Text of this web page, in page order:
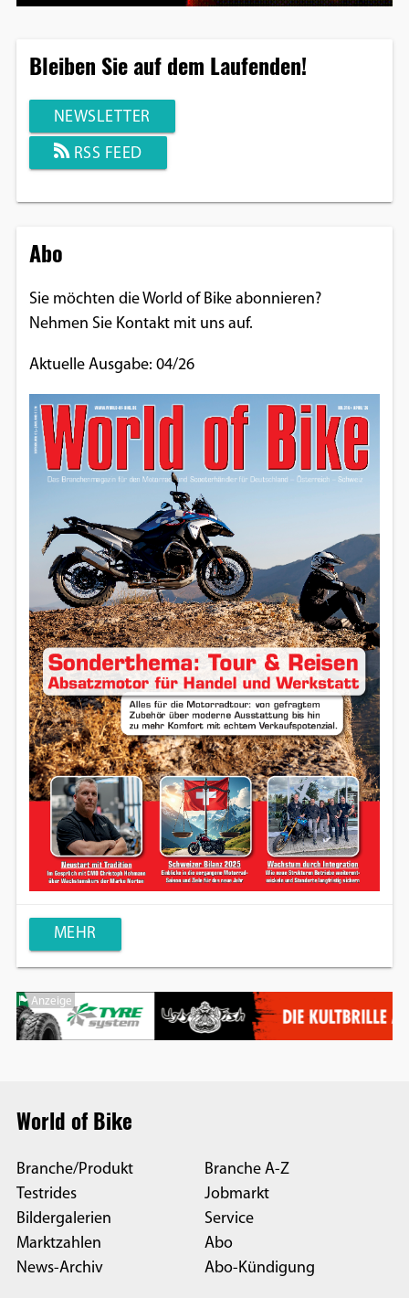
Bleiben Sie auf dem Laufenden!
NEWSLETTER
RSS FEED
Abo
Sie möchten die World of Bike abonnieren?
Nehmen Sie Kontakt mit uns auf.
Aktuelle Ausgabe: 04/26
MEHR
Anzeige
World of Bike
Branche/Produkt
Testrides
Bildergalerien
Marktzahlen
News-Archiv
Branche A-Z
Jobmarkt
Service
Abo
Abo-Kündigung